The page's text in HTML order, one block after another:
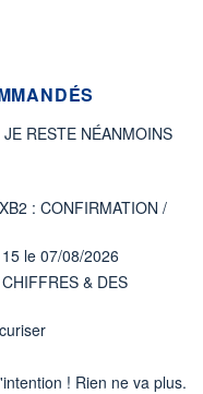
RESTE NÉANMOINS
: CONFIRMATION /
le 07/08/2026
& DES
! Rien ne va plus.